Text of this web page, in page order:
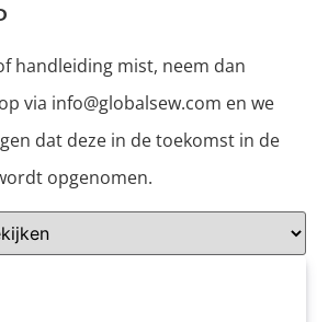
handleiding mist, neem dan
via info@globalsew.com en we
dat deze in de toekomst in de
opgenomen.